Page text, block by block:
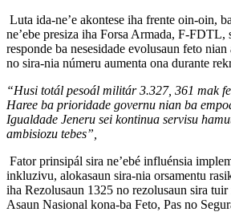
Luta ida-ne’e akontese iha frente oin-oin,
ne’ebe presiza iha Forsa Armada, F-
responde ba nesesidade evolusaun feto
no sira-nia númeru aumenta ona durante
“Husi totál pesoál militár 3.327, 361 mak
Haree ba prioridade governu nian ba
Igualdade Jeneru sei kontinua servisu
ambisiozu tebes”,
Fator prinsipál sira ne’ebé influénsia
inkluzivu, alokasaun sira-nia orsamentu
iha Rezolusaun 1325 no rezolusaun sira
Asaun Nasional kona-ba Feto, Pas no